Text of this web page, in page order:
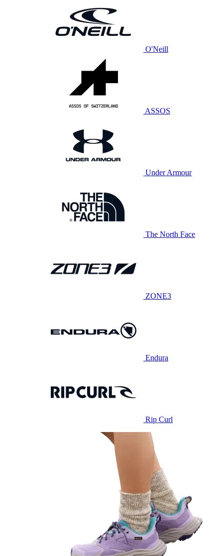
O'Neill
ASSOS
Under Armour
The North Face
ZONE3
Endura
Rip Curl